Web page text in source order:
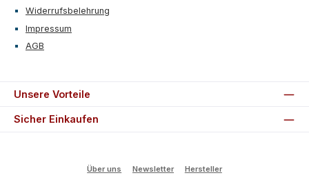
Widerrufsbelehrung
Impressum
AGB
Unsere Vorteile
Sicher Einkaufen
Über uns Newsletter Hersteller